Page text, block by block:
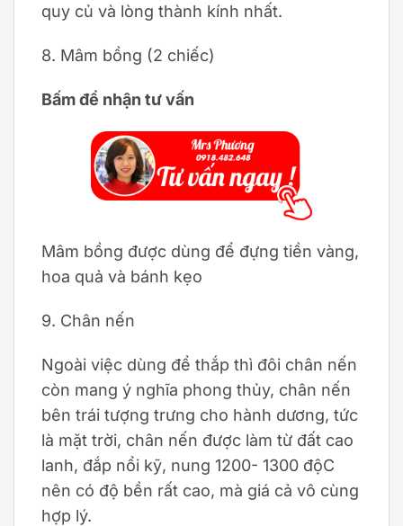
quy củ và lòng thành kính nhất.
8. Mâm bồng (2 chiếc)
Bấm để nhận tư vấn
Mâm bồng được dùng để đựng tiền vàng,
hoa quả và bánh kẹo
9. Chân nến
Ngoài việc dùng để thắp thì đôi chân nến
còn mang ý nghĩa phong thủy, chân nến
bên trái tượng trưng cho hành dương, tức
là mặt trời, chân nến được làm từ đất cao
lanh, đắp nổi kỹ, nung 1200- 1300 độC
nên có độ bền rất cao, mà giá cả vô cùng
hợp lý.